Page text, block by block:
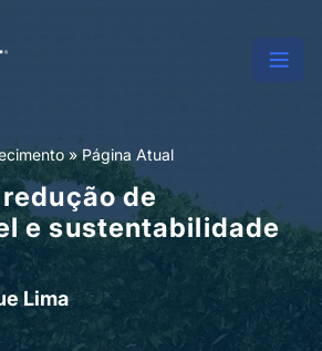
»Página Atual
de
e sustentabilidade
Lima